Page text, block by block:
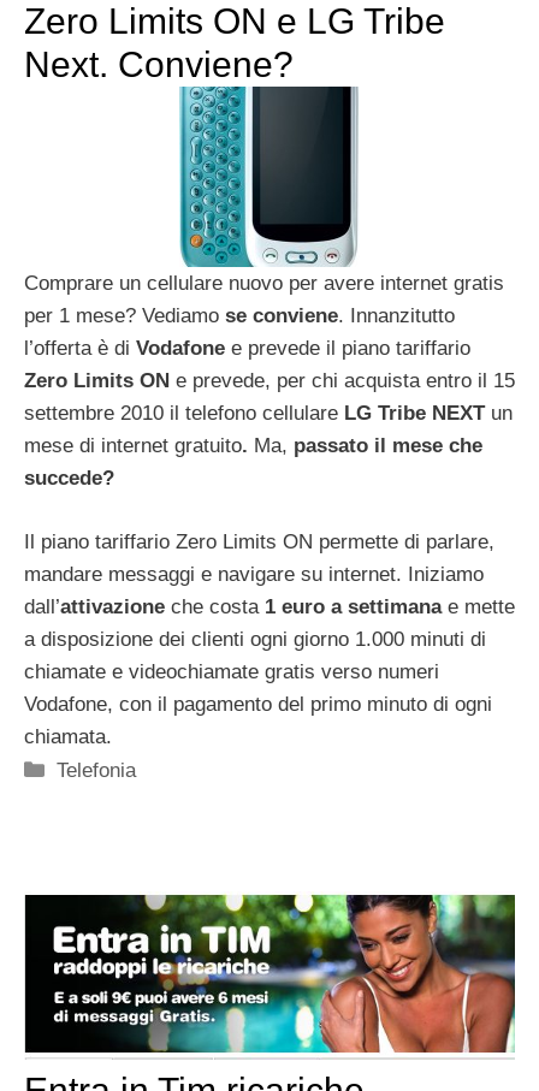
Zero Limits ON e LG Tribe
Next. Conviene?
Comprare un cellulare nuovo per avere internet gratis
per 1 mese? Vediamo se conviene. Innanzitutto
l’offerta è di Vodafone e prevede il piano tariffario
Zero Limits ON e prevede, per chi acquista entro il 15
settembre 2010 il telefono cellulare LG Tribe NEXT un
mese di internet gratuito. Ma, passato il mese che
succede?
Il piano tariffario Zero Limits ON permette di parlare,
mandare messaggi e navigare su internet. Iniziamo
dall’attivazione che costa 1 euro a settimanae mette
a disposizione dei clienti ogni giorno 1.000 minuti di
chiamate e videochiamate gratis verso numeri
Vodafone, con il pagamento del primo minuto di ogni
chiamata.
Categorie
Telefonia